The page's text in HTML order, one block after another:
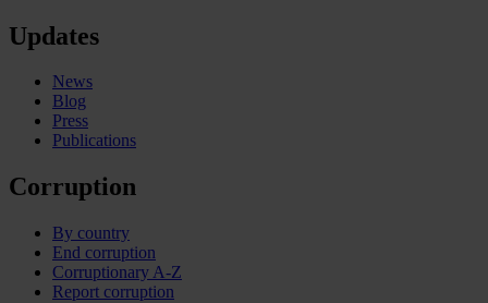
Updates
News
Blog
Press
Publications
Corruption
By country
End corruption
Corruptionary A-Z
Report corruption